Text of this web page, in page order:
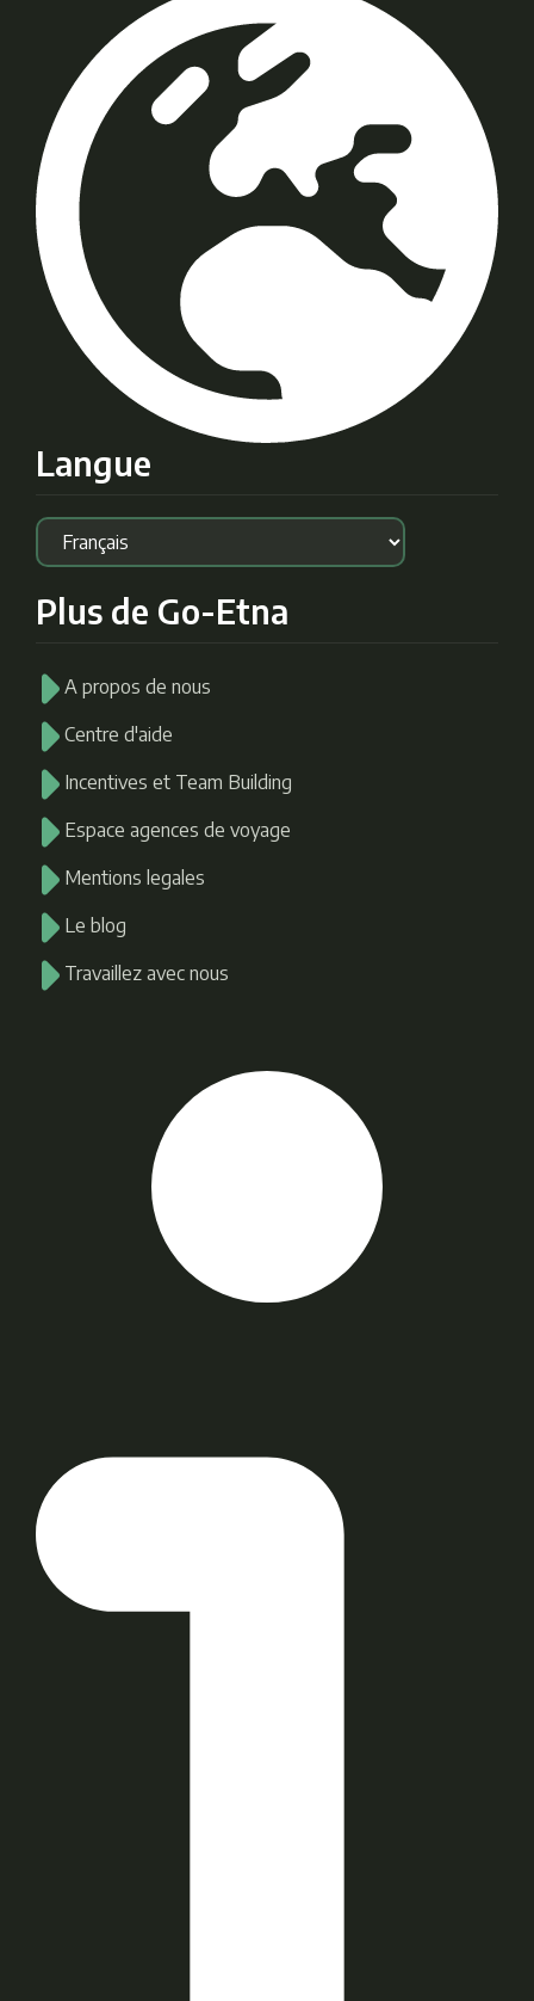
Langue
Plus de Go-Etna
A propos de nous
Centre d'aide
Incentives et Team Building
Espace agences de voyage
Mentions legales
Le blog
Travaillez avec nous